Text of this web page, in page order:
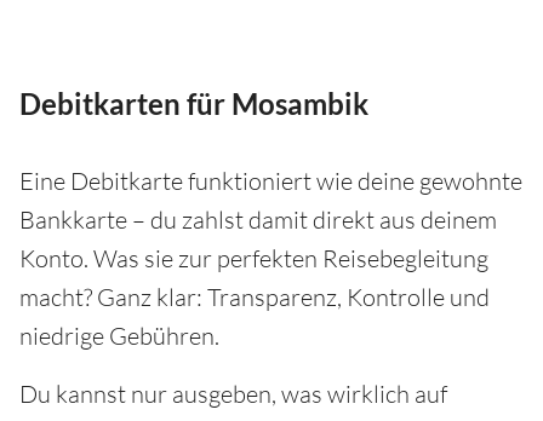
Debitkarten für Mosambik
Eine Debitkarte funktioniert wie deine gewohnte
Bankkarte – du zahlst damit direkt aus deinem
Konto. Was sie zur perfekten Reisebegleitung
macht? Ganz klar: Transparenz, Kontrolle und
niedrige Gebühren.
Du kannst nur ausgeben, was wirklich auf